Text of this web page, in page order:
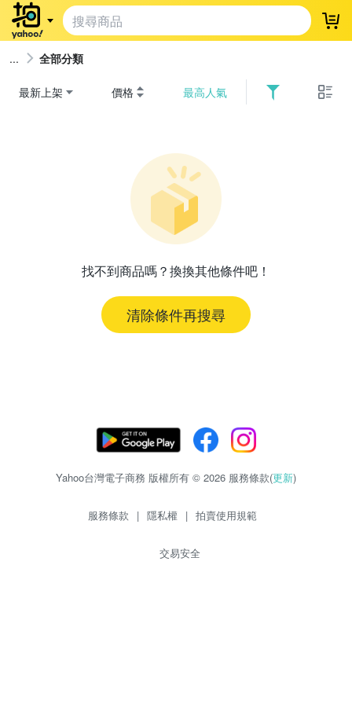
登
全部分類
最新上架 價格 最高人氣
找不到商品嗎？換換其他條件吧！
清除條件再搜尋
Yahoo台灣電子商務 版權所有 © 2026 服務條款(更新)
服務條款 | 隱私權 | 拍賣使用規範
交易安全